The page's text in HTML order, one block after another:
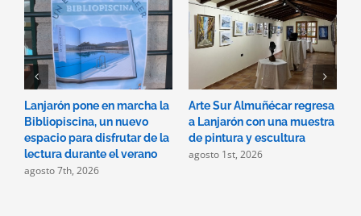
Lanjarón pone en marcha la
Bibliopiscina, un nuevo
espacio para disfrutar de la
lectura durante el verano
agosto 7th, 2026
Arte Sur Almuñécar regresa
a Lanjarón con una muestra
de pintura y escultura
agosto 1st, 2026